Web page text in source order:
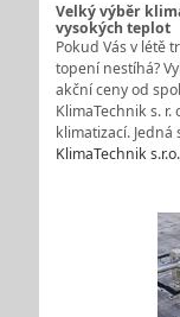
Velký výběr
vysokých teplot
Pokud Vás v létě
topení nestíhá?
akční ceny od
KlimaTechnik s.
klimatizací.
KlimaTechnik s.r.o.